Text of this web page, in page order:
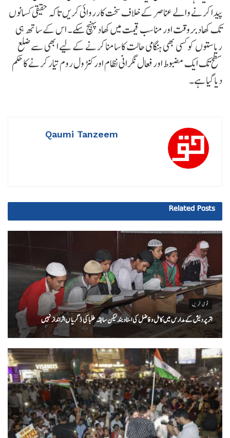
پیدا کرنے والے عناصر کے خلاف سخت کارروائی کریں تاکہ حقیقی کسانوں
تک کھاد بروقت اور مناسب قیمت میں کھاد پہنچ سکے۔ اس کے ساتھ ہی
ریاستوں کو کسی بھی ہنگامی حالت کا سامنا کرنے کے لیے ابھی سے ضلع
سطح تک ایک مضبوط اور فعال نگرانی نظام اور کنٹرول روم تیار کرنے کا حکم
دیا گیا ہے۔
Qaumi Tanzeem
Related Posts
قومی خبریں
اتر پردیش کےمدارس میں کامل و فاضل کی اسناد بند لیکن سابقہ طلبا کی ڈگریا ں اثرانداز نہیں